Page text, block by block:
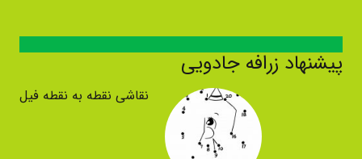
پیشنهاد زرافه جادویی
نقاشی نقطه به نقطه فیل